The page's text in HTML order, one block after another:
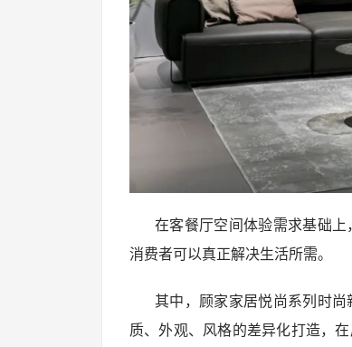
在客餐厅空间体验需求基础
消费者可以真正解决生活所需。
其中，顾家家居悦尚系列时
质、外观、风格的差异化打造，